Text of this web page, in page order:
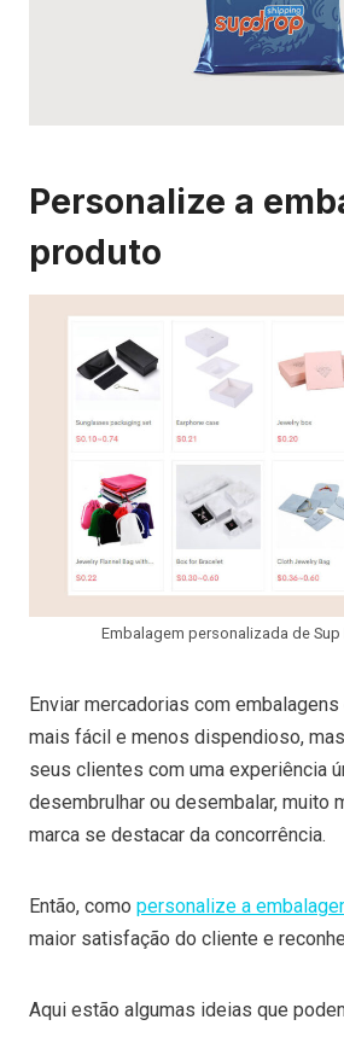
Personalize a
produto
Embalagem personalizada de
Enviar mercadorias com
mais fácil e menos dispendioso,
seus clientes com uma experiência
desembrulhar ou desembalar, muito
marca se destacar da concorrência.
Então, como personalize a
maior satisfação do cliente e
Aqui estão algumas ideias que